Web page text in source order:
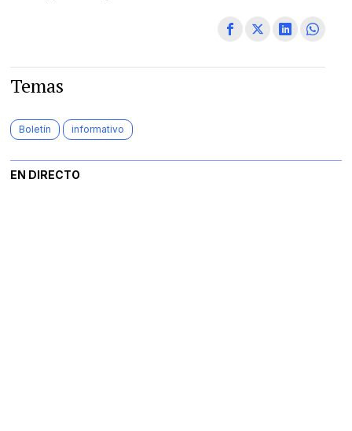
Temas
Boletín informativo
EN DIRECTO